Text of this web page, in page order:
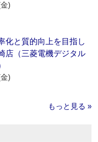
)
化と質的向上を目指し
店（三菱電機デジタル
)
もっと見る »